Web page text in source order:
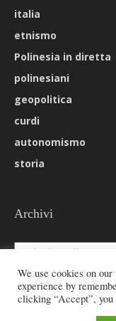
italia
etnismo
Polinesia in diretta
polinesiani
geopolitica
curdi
autonomismo
storia
Archivi
Archivi
We use cookies on
experience by
clicking “Accept”,